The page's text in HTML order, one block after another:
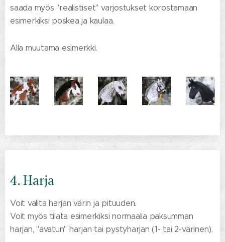
saada myös "realistiset" varjostukset korostamaan
esimerkiksi poskea ja kaulaa.
Alla muutama esimerkki.
4. Harja
Voit valita harjan värin ja pituuden.
Voit myös tilata esimerkiksi normaalia paksumman
harjan, "avatun" harjan tai pystyharjan (1- tai 2-värinen).